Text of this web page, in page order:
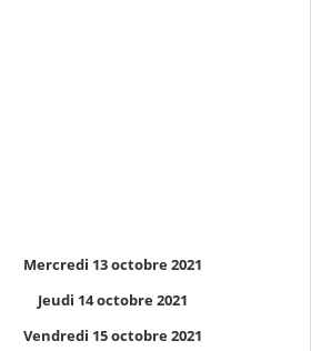
Mercredi 13 octobre 2021
Jeudi 14 octobre 2021
Vendredi 15 octobre 2021